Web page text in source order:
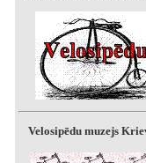
Velosipēdu muzejs